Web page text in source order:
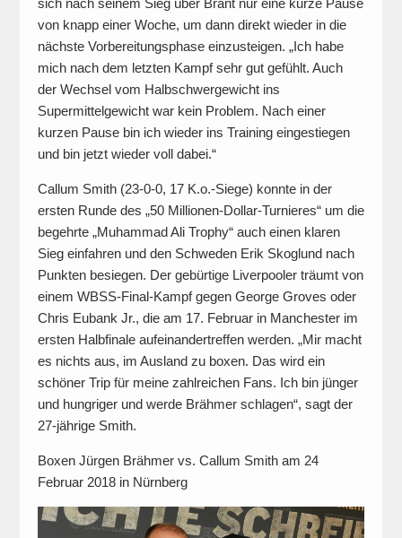
sich nach seinem Sieg über Brant nur eine kurze Pause
von knapp einer Woche, um dann direkt wieder in die
nächste Vorbereitungsphase einzusteigen. „Ich habe
mich nach dem letzten Kampf sehr gut gefühlt. Auch
der Wechsel vom Halbschwergewicht ins
Supermittelgewicht war kein Problem. Nach einer
kurzen Pause bin ich wieder ins Training eingestiegen
und bin jetzt wieder voll dabei.“
Callum Smith (23-0-0, 17 K.o.-Siege) konnte in der
ersten Runde des „50 Millionen-Dollar-Turnieres“ um die
begehrte „Muhammad Ali Trophy“ auch einen klaren
Sieg einfahren und den Schweden Erik Skoglund nach
Punkten besiegen. Der gebürtige Liverpooler träumt von
einem WBSS-Final-Kampf gegen George Groves oder
Chris Eubank Jr., die am 17. Februar in Manchester im
ersten Halbfinale aufeinandertreffen werden. „Mir macht
es nichts aus, im Ausland zu boxen. Das wird ein
schöner Trip für meine zahlreichen Fans. Ich bin jünger
und hungriger und werde Brähmer schlagen“, sagt der
27-jährige Smith.
Boxen Jürgen Brähmer vs. Callum Smith am 24
Februar 2018 in Nürnberg